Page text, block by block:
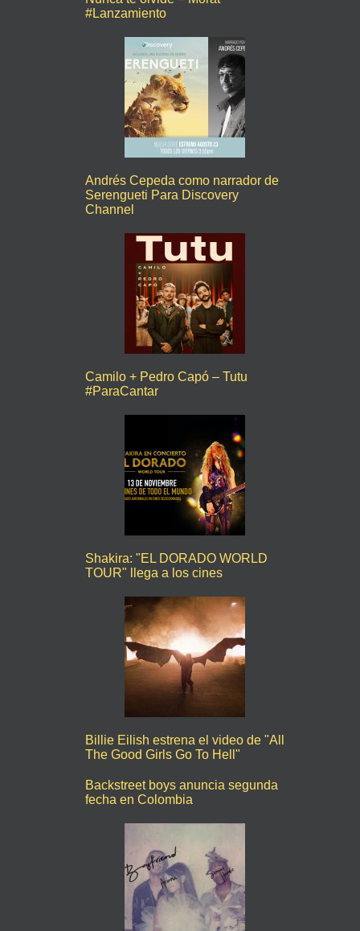
#Lanzamiento
Andrés Cepeda como narrador de
Serengueti Para Discovery
Channel
Camilo + Pedro Capó – Tutu
#ParaCantar
Shakira: "EL DORADO WORLD
TOUR" llega a los cines
Billie Eilish estrena el video de "All
The Good Girls Go To Hell"
Backstreet boys anuncia segunda
fecha en Colombia